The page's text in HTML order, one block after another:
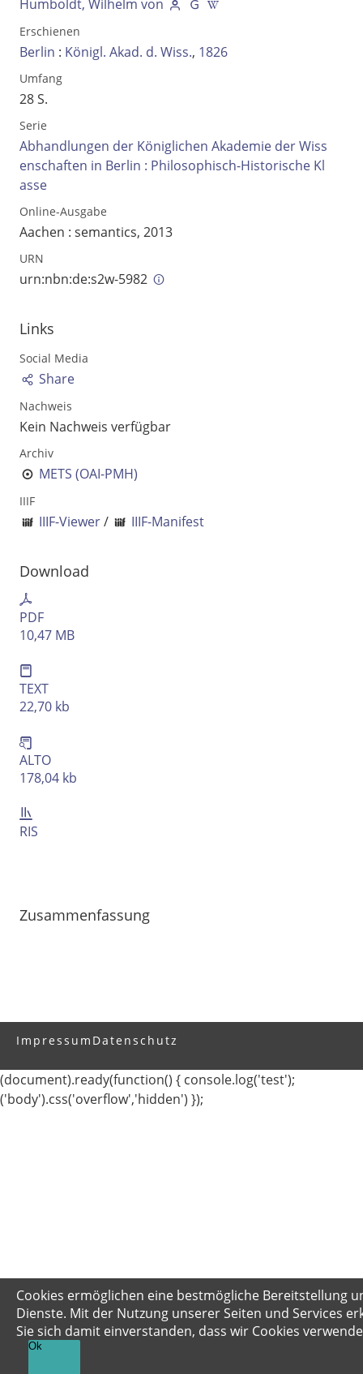
Volltext und Inhaltsverzeichnis
Suchbegriff
an
Humboldt, Wilhelm von
Erschienen
Berlin : Königl. Akad. d. Wiss., 1826
Umfang
28 S.
Serie
Abhandlungen der Königlichen Akademie der Wiss
enschaften in Berlin : Philosophisch-Historische Kl
asse
Online-Ausgabe
Aachen : semantics, 2013
URN
urn:nbn:de:s2w-5982
Links
Social Media
Share
Nachweis
Kein Nachweis verfügbar
Archiv
METS (OAI-PMH)
IIIF
IIIF-Viewer/ IIIF-Manifest
Download
PDF
10,47 MB
TEXT
22,70 kb
ALTO
178,04 kb
RIS
Zusammenfassung
Impressum Datenschutz
Cookies ermöglichen eine bestmögliche Bereitstellung
Dienste. Mit der Nutzung unserer Seiten und Services
Sie sich damit einverstanden, dass wir Cookies
Ok
(document).ready(function() { console.log('test');
('body').css('overflow','hidden') });